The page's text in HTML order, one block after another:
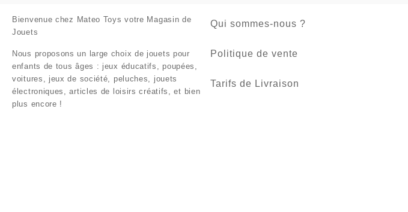
Bienvenue chez Mateo Toys votre Magasin de
Jouets
Nous proposons un large choix de jouets pour
enfants de tous âges : jeux éducatifs, poupées,
voitures, jeux de société, peluches, jouets
électroniques, articles de loisirs créatifs, et bien
plus encore !
Qui sommes-nous ?
Politique de vente
Tarifs de Livraison